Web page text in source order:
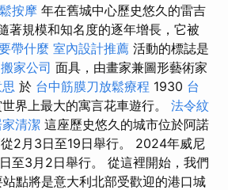
按摩 年在舊城中心歷史悠久的雷吉
著規模和知名度的逐年增長，它被
帶什麼 室內設計推薦 活動的標誌是
家公司 面具，由畫家兼圖形藝術家
於 台中筋膜刀放鬆療程 1930 台
界上最大的寓言花車遊行。 法令紋
清潔 這座歷史悠久的城市位於阿諾
2月3日至19日舉行。 2024年威尼
至3月2日舉行。 從這裡開始，我們
點將是意大利北部受歡迎的港口城